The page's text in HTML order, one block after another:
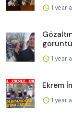
1 year
1 year
Ekrem
1 year